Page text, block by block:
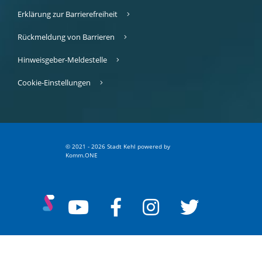
Erklärung zur Barrierefreiheit
Rückmeldung von Barrieren
Hinweisgeber-Meldestelle
Cookie-Einstellungen
© 2021 - 2026 Stadt Kehl powered by
Komm.ONE